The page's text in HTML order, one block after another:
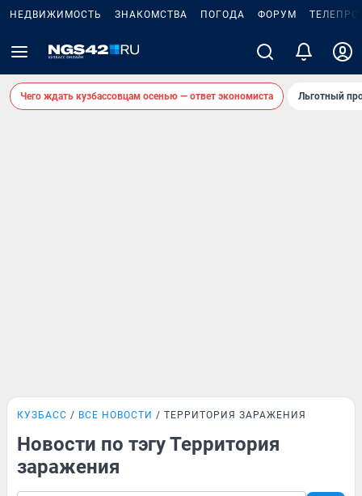
НЕДВИЖИМОСТЬ ЗНАКОМСТВА ПОГОДА ФОРУМ
Чего ждать кузбассовцам осенью — ответ экономиста Льготный
КУЗБАСС ВСЕ НОВОСТИ ТЕРРИТОРИЯ ЗАРАЖЕНИЯ
Новости по тэгу Территория
заражения